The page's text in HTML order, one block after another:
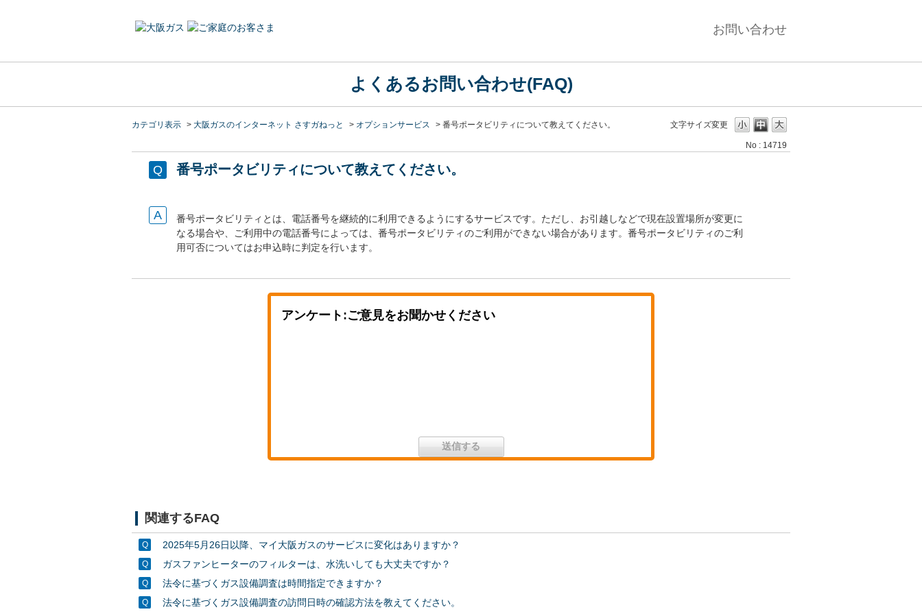
お問い合わせ
よくあるお問い合わせ(FAQ)
文字サイズ変更
カテゴリ表示 > 大阪ガスのインターネット さすガねっと > オプションサービス > 番号ポータビリティについて教えてください。
No : 14719
番号ポータビリティについて教えてください。
番号ポータビリティとは、電話番号を継続的に利用できるようにするサービスです。ただし、お引越しなどで現在設置場所が変更に
なる場合や、ご利用中の電話番号によっては、番号ポータビリティのご利用ができない場合があります。番号ポータビリティのご利
用可否についてはお申込時に判定を行います。
アンケート:ご意見をお聞かせください
関連するFAQ
2025年5月26日以降、マイ大阪ガスのサービスに変化はありますか？
ガスファンヒーターのフィルターは、水洗いしても大丈夫ですか？
法令に基づくガス設備調査は時間指定できますか？
法令に基づくガス設備調査の訪問日時の確認方法を教えてください。